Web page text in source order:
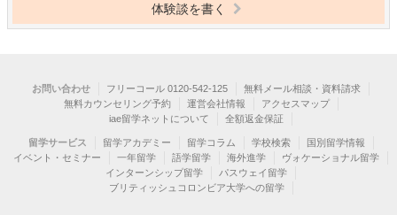
体験談を書く
お問い合わせ フリーコール 0120-542-125
無料メール相談・資料請求
無料カウンセリング予約
運営会社情報
アクセスマップ
iae留学ネットについて
全額返金保証
留学サービス 留学アカデミー 留学コラム 学校検索
国別留学情報
イベント・セミナー
一年留学 語学留学 海外進学
ヴォケーショナル留学
インターンシップ留学
パスウェイ留学
ブリティッシュコロンビア大学への留学